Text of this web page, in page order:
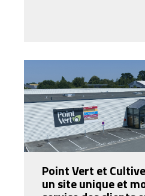
Point Vert et
un site unique et